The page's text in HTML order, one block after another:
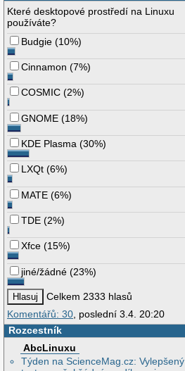
Které desktopové prostředí na Linuxu
používáte?
Budgie (10%)
Cinnamon (7%)
COSMIC (2%)
GNOME (18%)
KDE Plasma (30%)
LXQt (6%)
MATE (6%)
TDE (2%)
Xfce (15%)
jiné/žádné (23%)
Celkem 2333 hlasů
Komentářů: 30, poslední 3.4. 20:20
Rozcestník
AbcLinuxu
Týden na ScienceMag.cz: Vylepšený